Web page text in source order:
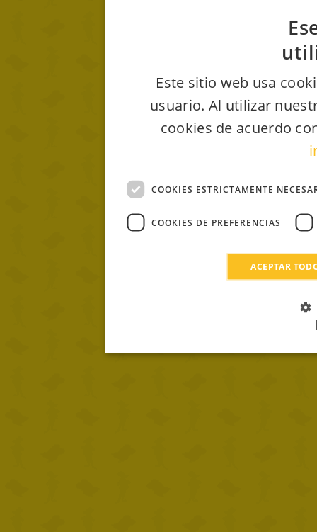
Este sitio web usa
usuario. Al utilizar
cookies de acuerdo
COOKIES ESTRICTAMENTE
COOKIES DE PREFERENCIAS
ACEPTAR